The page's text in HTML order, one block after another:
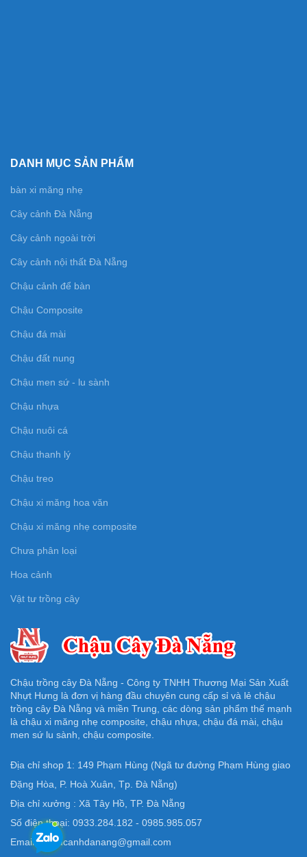
DANH MỤC SẢN PHẨM
bàn xi măng nhẹ
Cây cảnh Đà Nẵng
Cây cảnh ngoài trời
Cây cảnh nội thất Đà Nẵng
Chậu cảnh để bàn
Chậu Composite
Chậu đá mài
Chậu đất nung
Chậu men sứ - lu sành
Chậu nhựa
Chậu nuôi cá
Chậu thanh lý
Chậu treo
Chậu xi măng hoa văn
Chậu xi măng nhẹ composite
Chưa phân loại
Hoa cảnh
Vật tư trồng cây
Chậu trồng cây Đà Nẵng - Công ty TNHH Thương Mại Sản Xuất
Nhựt Hưng là đơn vị hàng đầu chuyên cung cấp sỉ và lẻ chậu
trồng cây Đà Nẵng và miền Trung, các dòng sản phẩm thế mạnh
là chậu xi măng nhẹ composite, chậu nhựa, chậu đá mài, chậu
men sứ lu sành, chậu composite.
Địa chỉ shop 1: 149 Phạm Hùng (Ngã tư đường Phạm Hùng giao
Đặng Hòa, P. Hoà Xuân, Tp. Đà Nẵng)
Địa chỉ xưởng : Xã Tây Hồ, TP. Đà Nẵng
Số điện thoại: 0933.284.182 - 0985.985.057
Email: Chaucanhdanang@gmail.com